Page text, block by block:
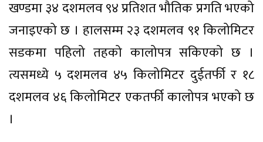
खण्डमा ३४ दशमलव ९४ प्रतिशत भौतिक प्रगति भएको
जनाइएको छ । हालसम्म २३ दशमलव ९१ किलोमिटर
सडकमा पहिलो तहको कालोपत्र सकिएको छ ।
त्यसमध्ये ५ दशमलव ४५ किलोमिटर दुईतर्फी र १८
दशमलव ४६ किलोमिटर एकतर्फी कालोपत्र भएको छ
।